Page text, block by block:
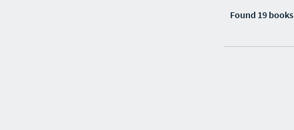
Found 19 books